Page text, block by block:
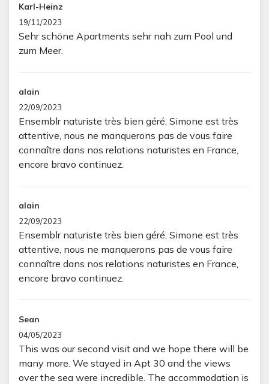
Karl-Heinz
19/11/2023
Sehr schöne Apartments sehr nah zum Pool und
zum Meer.
alain
22/09/2023
Ensemblr naturiste très bien géré, Simone est très
attentive, nous ne manquerons pas de vous faire
connaître dans nos relations naturistes en France,
encore bravo continuez.
alain
22/09/2023
Ensemblr naturiste très bien géré, Simone est très
attentive, nous ne manquerons pas de vous faire
connaître dans nos relations naturistes en France,
encore bravo continuez.
Sean
04/05/2023
This was our second visit and we hope there will be
many more. We stayed in Apt 30 and the views
over the sea were incredible. The accommodation is